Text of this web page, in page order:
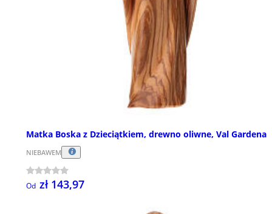
Matka Boska z Dzieciątkiem, drewno oliwne, Val Gardena
NIEBAWEM
Od zł 143,97